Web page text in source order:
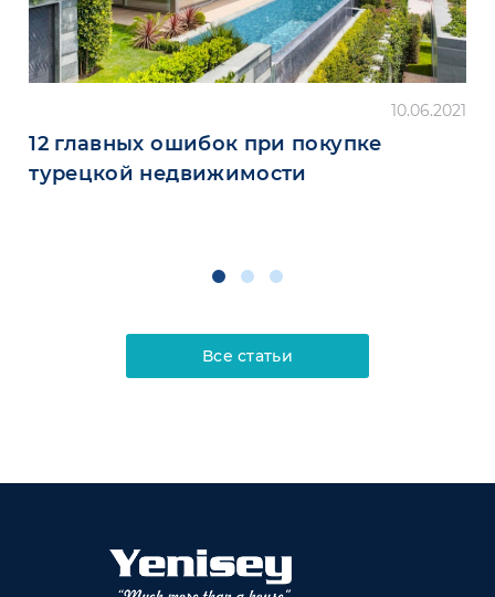
10.06.2021
12 главных ошибок при покупке
турецкой недвижимости
Все статьи